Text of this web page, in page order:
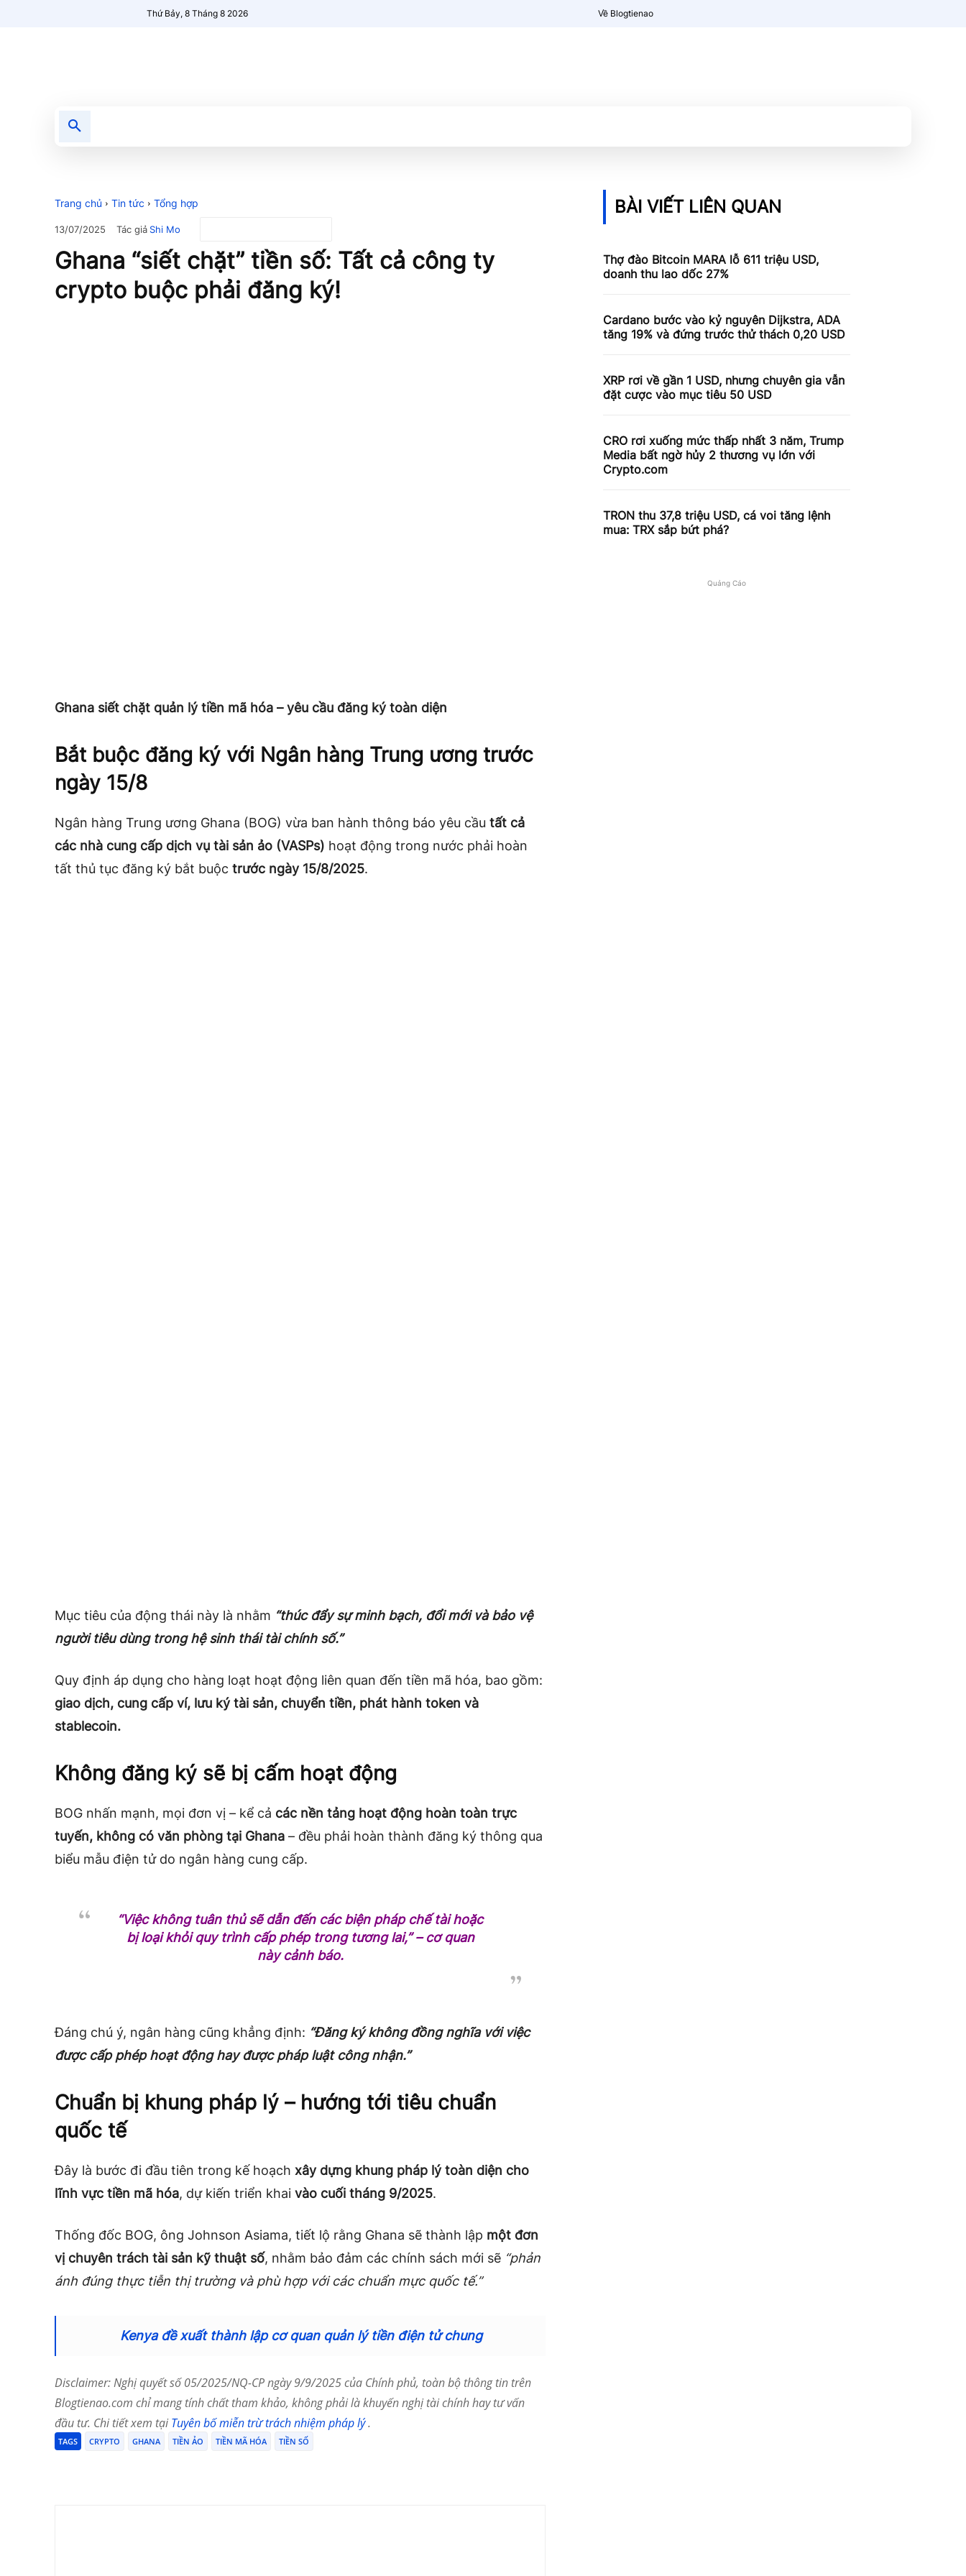
Thứ Bảy, 8 Tháng 8 2026 Về Blogtienao
Trang chủ Tin tức Tổng hợp
13/07/2025 Tác giảShi Mo
Ghana “siết chặt” tiền số: Tất cả công ty
crypto buộc phải đăng ký!
Ghana siết chặt quản lý tiền mã hóa – yêu cầu đăng ký toàn diện
Bắt buộc đăng ký với Ngân hàng Trung ương trước
ngày 15/8
Ngân hàng Trung ương Ghana (BOG) vừa ban hành thông báo yêu cầu tất cả
các nhà cung cấp dịch vụ tài sản ảo (VASPs) hoạt động trong nước phải hoàn
tất thủ tục đăng ký bắt buộc trước ngày 15/8/2025.
Mục tiêu của động thái này là nhằm “thúc đẩy sự minh bạch, đổi mới và bảo vệ
người tiêu dùng trong hệ sinh thái tài chính số.”
Quy định áp dụng cho hàng loạt hoạt động liên quan đến tiền mã hóa, bao gồm:
giao dịch, cung cấp ví, lưu ký tài sản, chuyển tiền, phát hành token và
stablecoin.
Không đăng ký sẽ bị cấm hoạt động
BOG nhấn mạnh, mọi đơn vị – kể cả các nền tảng hoạt động hoàn toàn trực
tuyến, không có văn phòng tại Ghana – đều phải hoàn thành đăng ký thông qua
biểu mẫu điện tử do ngân hàng cung cấp.
“Việc không tuân thủ sẽ dẫn đến các biện pháp chế tài hoặc
bị loại khỏi quy trình cấp phép trong tương lai,”– cơ quan
này cảnh báo.
Đáng chú ý, ngân hàng cũng khẳng định: “Đăng ký không đồng nghĩa với việc
được cấp phép hoạt động hay được pháp luật công nhận.”
Chuẩn bị khung pháp lý – hướng tới tiêu chuẩn
quốc tế
Đây là bước đi đầu tiên trong kế hoạch xây dựng khung pháp lý toàn diện cho
lĩnh vực tiền mã hóa, dự kiến triển khai vào cuối tháng 9/2025.
Thống đốc BOG, ông Johnson Asiama, tiết lộ rằng Ghana sẽ thành lập một đơn
vị chuyên trách tài sản kỹ thuật số, nhằm bảo đảm các chính sách mới sẽ “phản
ánh đúng thực tiễn thị trường và phù hợp với các chuẩn mực quốc tế.”
Kenya đề xuất thành lập cơ quan quản lý tiền điện tử chung
Disclaimer: Nghị quyết số 05/2025/NQ-CP ngày 9/9/2025 của Chính phủ, toàn bộ thông tin trên
Blogtienao.com chỉ mang tính chất tham khảo, không phải là khuyến nghị tài chính hay tư vấn
đầu tư. Chi tiết xem tạiTuyên bố miễn trừ trách nhiệm pháp lý.
TAGS CRYPTO GHANA TIỀN ẢO TIỀN MÃ HÓA TIỀN SỐ
BÀI VIẾT LIÊN QUAN
Thợ đào Bitcoin MARA lỗ 611 triệu USD,
doanh thu lao dốc 27%
Cardano bước vào kỷ nguyên Dijkstra, ADA
tăng 19% và đứng trước thử thách 0,20 USD
XRP rơi về gần 1 USD, nhưng chuyên gia vẫn
đặt cược vào mục tiêu 50 USD
CRO rơi xuống mức thấp nhất 3 năm, Trump
Media bất ngờ hủy 2 thương vụ lớn với
Crypto.com
TRON thu 37,8 triệu USD, cá voi tăng lệnh
mua: TRX sắp bứt phá?
Quảng Cáo